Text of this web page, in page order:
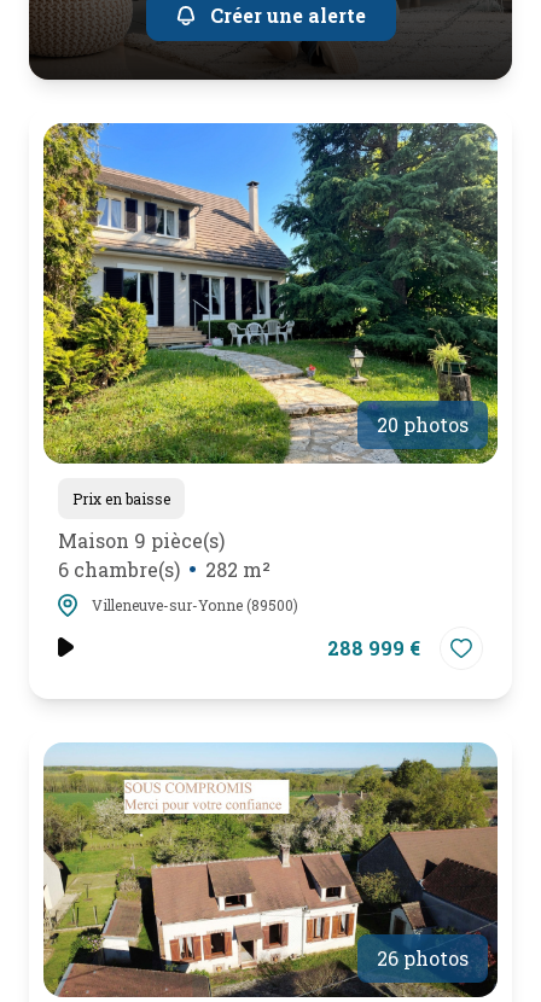
Créer une alerte
20 photos
Prix en baisse
Maison 9 pièce(s)
6 chambre(s)
282 m²
Villeneuve-sur-Yonne (89500)
288 999 €
26 photos